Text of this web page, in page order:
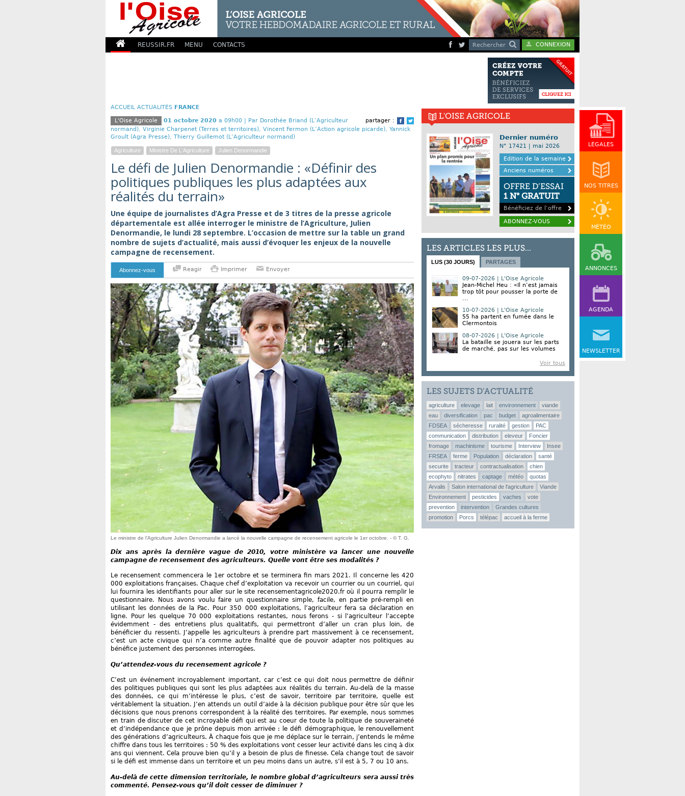
REUSSIR.FR MENU CONTACTS Rechercher CONNEXION
LÉGALES
NOS TITRES
MÉTÉO
ANNONCES
AGENDA
NEWSLETTER
ACCUEIL ACTUALITÉS FRANCE
partager :
Facebook
Twitter
L'Oise Agricole 01 octobre 2020 a 09h00 | Par Dorothée Briand (L’Agriculteur
normand), Virginie Charpenet (Terres et territoires), Vincent Fermon (L’Action agricole picarde), Yannick
Groult (Agra Presse), Thierry Guillemot (L’Agriculteur normand)
Agriculture Ministre De L'Agriculture Julien Denormandie
Le défi de Julien Denormandie : «Définir des
politiques publiques les plus adaptées aux
réalités du terrain»
Une équipe de journalistes d’Agra Presse et de 3 titres de la presse agricole
départementale est allée interroger le ministre de l’Agriculture, Julien
Denormandie, le lundi 28 septembre. L’occasion de mettre sur la table un grand
nombre de sujets d’actualité, mais aussi d’évoquer les enjeux de la nouvelle
campagne de recensement.
Abonnez-vous Reagir Imprimer Envoyer
Le ministre de l’Agriculture Julien Denormandie a lancé la nouvelle campagne de recensement agricole le 1er octobre. - © T. G.
Dix ans après la dernière vague de 2010, votre ministère va lancer une nouvelle
campagne de recensement des agriculteurs. Quelle vont être ses modalités ?
Le recensement commencera le 1er octobre et se terminera fin mars 2021. Il concerne les 420
000 exploitations françaises. Chaque chef d’exploitation va recevoir un courrier ou un courriel, qui
lui fournira les identifiants pour aller sur le site recensementagricole2020.fr où il pourra remplir le
questionnaire. Nous avons voulu faire un questionnaire simple, facile, en partie pré-rempli en
utilisant les données de la Pac. Pour 350 000 exploitations, l’agriculteur fera sa déclaration en
ligne. Pour les quelque 70 000 exploitations restantes, nous ferons - si l’agriculteur l’accepte
évidemment - des entretiens plus qualitatifs, qui permettront d’aller un cran plus loin, de
bénéficier du ressenti. J’appelle les agriculteurs à prendre part massivement à ce recensement,
c’est un acte civique qui n’a comme autre finalité que de pouvoir adapter nos politiques au
bénéfice justement des personnes interrogées.
Qu’attendez-vous du recensement agricole ?
C’est un événement incroyablement important, car c’est ce qui doit nous permettre de définir
des politiques publiques qui sont les plus adaptées aux réalités du terrain. Au-delà de la masse
des données, ce qui m’intéresse le plus, c’est de savoir, territoire par territoire, quelle est
véritablement la situation. J’en attends un outil d’aide à la décision publique pour être sûr que les
décisions que nous prenons correspondent à la réalité des territoires. Par exemple, nous sommes
en train de discuter de cet incroyable défi qui est au coeur de toute la politique de souveraineté
et d’indépendance que je prône depuis mon arrivée : le défi démographique, le renouvellement
des générations d’agriculteurs. À chaque fois que je me déplace sur le terrain, j’entends le même
chiffre dans tous les territoires : 50 % des exploitations vont cesser leur activité dans les cinq à dix
ans qui viennent. Cela prouve bien qu’il y a besoin de plus de finesse. Cela change tout de savoir
si le défi est immense dans un territoire et un peu moins dans un autre, s’il est à 5, 7 ou 10 ans.
Au-delà de cette dimension territoriale, le nombre global d’agriculteurs sera aussi très
commenté. Pensez-vous qu’il doit cesser de diminuer ?
L'OISE AGRICOLE
Dernier numéro
N° 17421 | mai 2026
Edition de la semaine
Anciens numéros
OFFRE D’ESSAI
1 N° GRATUIT
Bénéficiez de l’offre
ABONNEZ-VOUS
LES ARTICLES LES PLUS...
LUS (30 JOURS) PARTAGES
09-07-2026 | L'Oise Agricole
Jean-Michel Heu : «Il n’est jamais
trop tôt pour pousser la porte de
...
10-07-2026 | L'Oise Agricole
55 ha partent en fumée dans le
Clermontois
08-07-2026 | L'Oise Agricole
La bataille se jouera sur les parts
de marché, pas sur les volumes
Voir tous
LES SUJETS D’ACTUALITÉ
agriculture elevage lait environnement
viande
eau
diversification pac budget
agroalimentaire
FDSEA
sécheresse ruralité gestion
PAC
communication
distribution eleveur
Foncier
fromage
machinisme tourisme Interview
Insee
FRSEA
ferme Population déclaration
santé
securite
tracteur contractualisation
chien
ecophyto
nitrates captage météo
quotas
Arvalis
Salon international de l'agriculture
Viande
Environnement
pesticides vaches
vote
prevention
intervention
Grandes cultures
promotion
Porcs télépac accueil à la ferme